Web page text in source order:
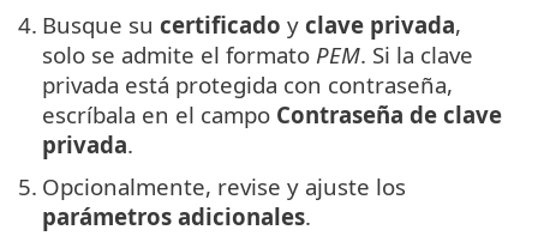
4. Busque su certificado y clave privada,
solo se admite el formato PEM. Si la clave
privada está protegida con contraseña,
escríbala en el campo Contraseña de clave
privada.
5. Opcionalmente, revise y ajuste los
parámetros adicionales.